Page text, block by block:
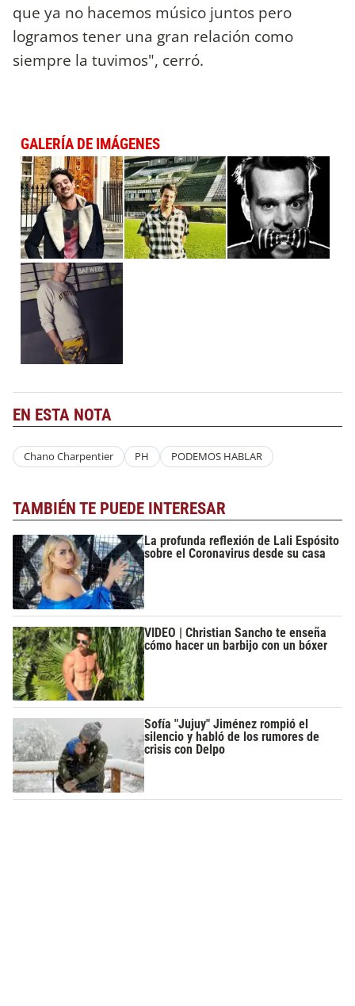
que ya no hacemos músico juntos pero
logramos tener una gran relación como
siempre la tuvimos", cerró.
GALERÍA DE IMÁGENES
EN ESTA NOTA
Chano Charpentier PH PODEMOS HABLAR
TAMBIÉN TE PUEDE INTERESAR
La profunda reflexión de Lali Espósito
sobre el Coronavirus desde su casa
VIDEO | Christian Sancho te enseña
cómo hacer un barbijo con un bóxer
Sofía "Jujuy" Jiménez rompió el
silencio y habló de los rumores de
crisis con Delpo